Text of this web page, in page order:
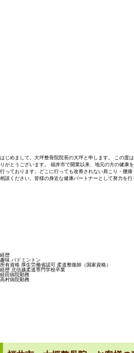
はじめまして。大坪整骨院院長の大坪と申します。 この度
りがとうございます。 福井市で開業以来、地元の方の健康
行っております。どこに行っても改善されない肩こり・腰
相談ください。皆様の身近な健康パートナーとして努力を行
経歴
趣味 バドミントン
所有資格 厚生労働省認可 柔道整復師（国家資格）
経歴 北信越柔道専門学校卒業
経田病院勤務
高村病院勤務